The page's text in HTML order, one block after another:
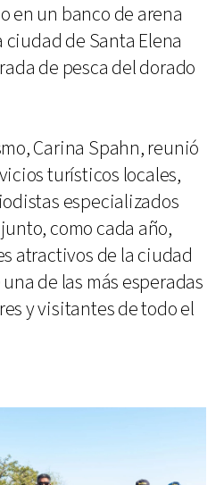
en un banco de arena
ciudad de Santa Elena
de pesca del dorado
Carina Spahn, reunió
turísticos locales,
especializados
como cada año,
atractivos de la ciudad
de las más esperadas
y visitantes de todo el